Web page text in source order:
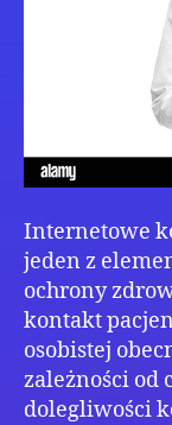
Internetowe
jeden z
ochrony
kontakt
osobistej
zależności od
dolegliwości